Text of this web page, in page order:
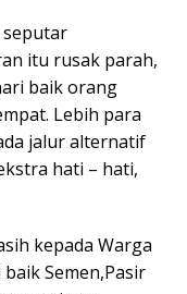
seputar
itu rusak parah,
baik orang
Lebih para
jalur alternatif
hati – hati,
kepada Warga
Semen,Pasir